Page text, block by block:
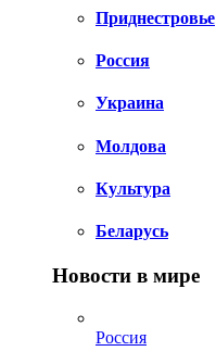
Приднестровье
Россия
Украина
Молдова
Культура
Беларусь
Новости в мире
Россия